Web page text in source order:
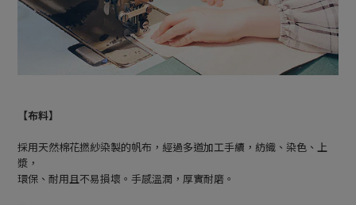
【布料】
採用天然棉花撚紗染製的帆布，經過多道加工手續，紡織、染色、上
漿，
環保、耐用且不易損壞。手感溫潤，厚實耐磨。